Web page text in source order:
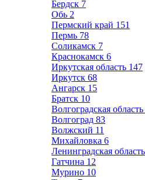
Бердск 7
Обь 2
Пермский край 151
Пермь 78
Соликамск 7
Краснокамск 6
Иркутская область 147
Иркутск 68
Ангарск 15
Братск 10
Волгоградская область
Волгоград 83
Волжский 11
Михайловка 6
Ленинградская область
Гатчина 12
Мурино 10